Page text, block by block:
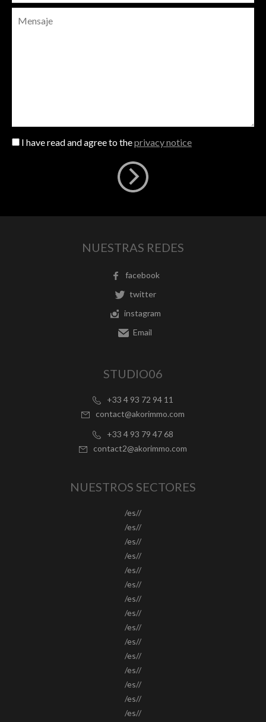
I have read and agree to theprivacy notice
NUESTRAS REDES
facebook
twitter
instagram
Email
STUDIO06
+33 4 93 72 94 11
contact@akorimmo.com
+33 4 93 79 47 68
contact2@akorimmo.com
NUESTROS SECTORES
/es//
/es//
/es//
/es//
/es//
/es//
/es//
/es//
/es//
/es//
/es//
/es//
/es//
/es//
/es//